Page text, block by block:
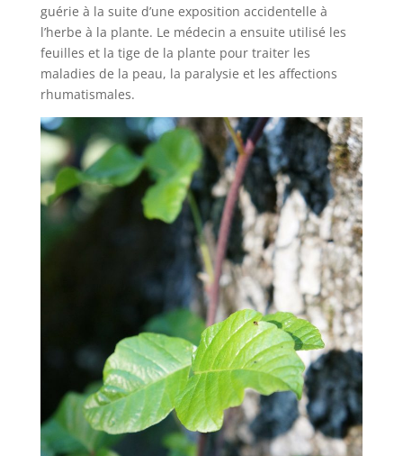
guérie à la suite d’une exposition accidentelle à
l’herbe à la plante. Le médecin a ensuite utilisé les
feuilles et la tige de la plante pour traiter les
maladies de la peau, la paralysie et les affections
rhumatismales.